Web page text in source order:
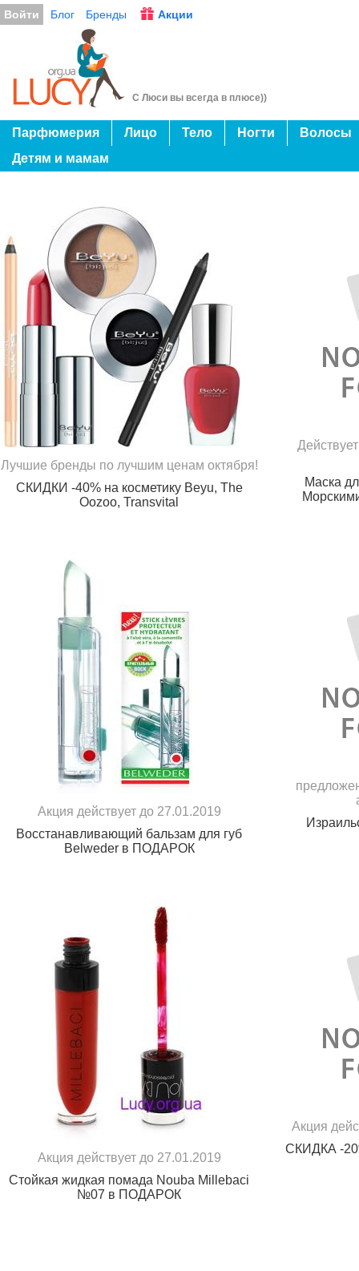
Войти Блог Бренды Акции
С Люси вы всегда в плюсе))
Парфюмерия Лицо Тело Ногти
Волосы
Детям и мамам
Лучшие бренды по лучшим ценам октября!
СКИДКИ -40% на косметику Beyu, The
Oozoo, Transvital
Акция действует до 27.01.2019
Восстанавливающий бальзам для губ
Belweder в ПОДАРОК
Акция действует до 27.01.2019
Стойкая жидкая помада Nouba Millebaci
№07 в ПОДАРОК
Маска
Акция
СКИДКА -